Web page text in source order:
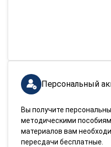
Персональный
Вы получите
методическими
материалов вам
пересдачи бесплатные.